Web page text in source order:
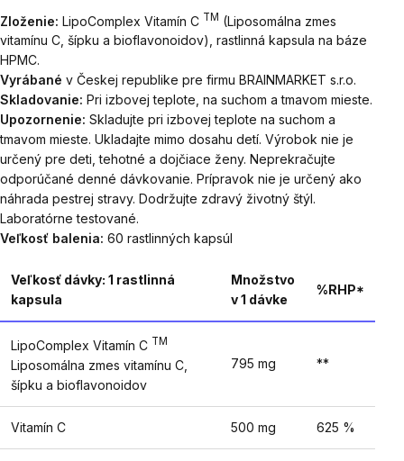
Zloženie: LipoComplex Vitamín C TM (Liposomálna zmes
vitamínu C, šípku a bioflavonoidov), rastlinná kapsula na báze
HPMC.
Vyrábané v Českej republike pre firmu BRAINMARKET s.r.o.
Skladovanie: Pri izbovej teplote, na suchom a tmavom mieste.
Upozornenie: Skladujte pri izbovej teplote na suchom a
tmavom mieste. Ukladajte mimo dosahu detí. Výrobok nie je
určený pre deti, tehotné a dojčiace ženy. Neprekračujte
odporúčané denné dávkovanie. Prípravok nie je určený ako
náhrada pestrej stravy. Dodržujte zdravý životný štýl.
Laboratórne testované.
Veľkosť balenia: 60 rastlinných kapsúl
Veľkosť dávky: 1 rastlinná
kapsula
Množstvo
v 1 dávke
%RHP*
LipoComplex Vitamín C TM
Liposomálna zmes vitamínu C,
šípku a bioflavonoidov
795 mg **
Vitamín C 500 mg 625 %